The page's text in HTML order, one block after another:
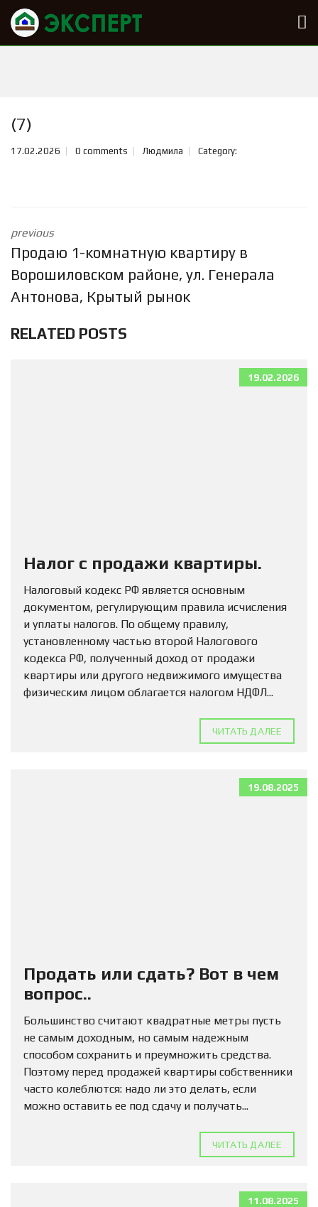
(7)
17.02.2026 0 comments Людмила Category:
previous
Продаю 1-комнатную квартиру в
Ворошиловском районе, ул. Генерала
Антонова, Крытый рынок
RELATED POSTS
19.02.2026
Налог с продажи квартиры.
Налоговый кодекс РФ является основным
документом, регулирующим правила исчисления
и уплаты налогов. По общему правилу,
установленному частью второй Налогового
кодекса РФ, полученный доход от продажи
квартиры или другого недвижимого имущества
физическим лицом облагается налогом НДФЛ...
ЧИТАТЬ ДАЛЕЕ
19.08.2025
Продать или сдать? Вот в чем
вопрос..
Большинство считают квадратные метры пусть
не самым доходным, но самым надежным
способом сохранить и преумножить средства.
Поэтому перед продажей квартиры собственники
часто колеблются: надо ли это делать, если
можно оставить ее под сдачу и получать...
ЧИТАТЬ ДАЛЕЕ
11.08.2025